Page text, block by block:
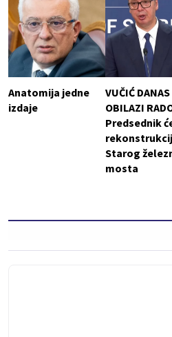
Anatomija jedne
izdaje
VUČIĆ DANAS
OBILAZI
Predsednik
Starog
mosta